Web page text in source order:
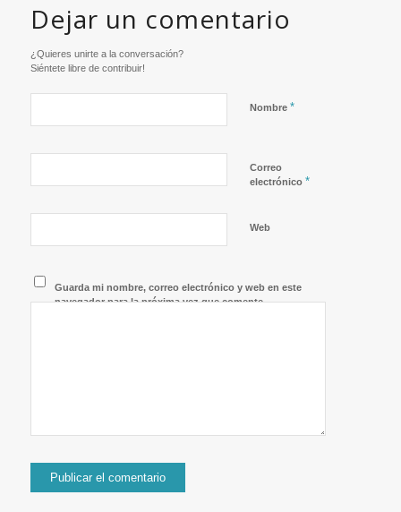
Dejar un comentario
¿Quieres unirte a la conversación?
Siéntete libre de contribuir!
Nombre *
Correo
electrónico *
Web
Guarda mi nombre, correo electrónico y web en este
navegador para la próxima vez que comente.